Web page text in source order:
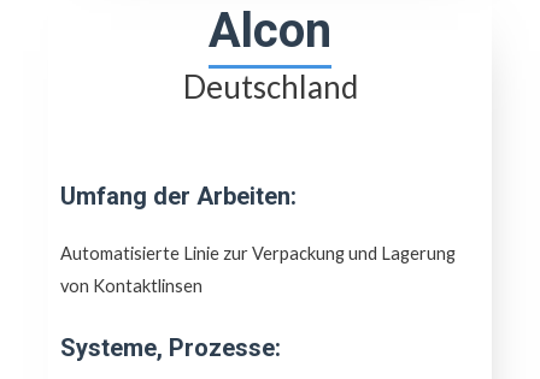
Alcon
Deutschland
Umfang der Arbeiten:
Automatisierte Linie zur Verpackung und Lagerung
von Kontaktlinsen
Systeme, Prozesse: